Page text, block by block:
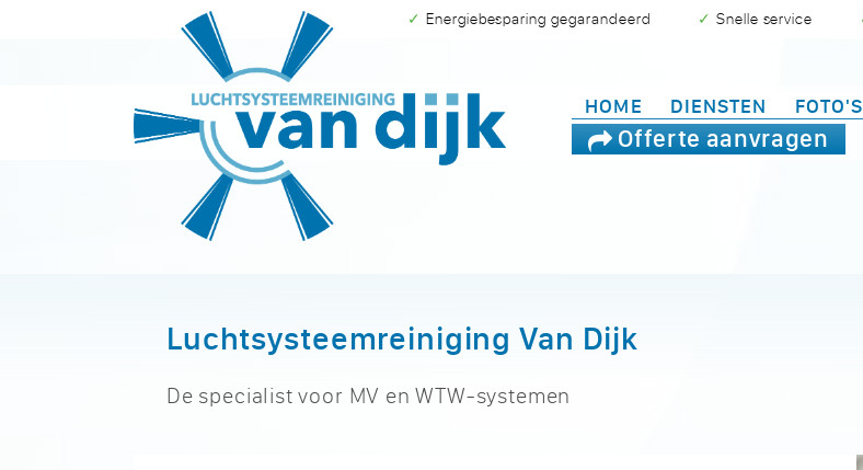
Offerte aanvragen
✓ Energiebesparing gegarandeerd ✓ Snelle service
HOME DIENSTEN FOTO'S
Luchtsysteemreiniging Van Dijk
De specialist voor MV en WTW-systemen